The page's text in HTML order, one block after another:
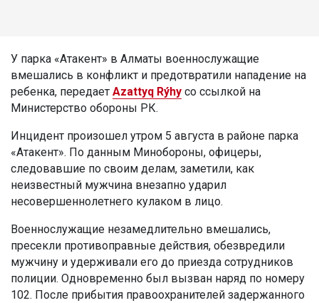
У парка «Атакент» в Алматы военнослужащие
вмешались в конфликт и предотвратили нападение на
ребенка, передает Azattyq Rýhy со ссылкой на
Министерство обороны РК.
Инцидент произошел утром 5 августа в районе парка
«Атакент». По данным Минобороны, офицеры,
следовавшие по своим делам, заметили, как
неизвестный мужчина внезапно ударил
несовершеннолетнего кулаком в лицо.
Военнослужащие незамедлительно вмешались,
пресекли противоправные действия, обезвредили
мужчину и удерживали его до приезда сотрудников
полиции. Одновременно был вызван наряд по номеру
102. После прибытия правоохранителей задержанного